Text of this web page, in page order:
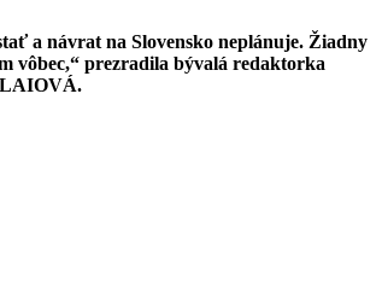
a návrat na Slovensko neplánuje. Žiadny
vôbec,“ prezradila bývalá redaktorka